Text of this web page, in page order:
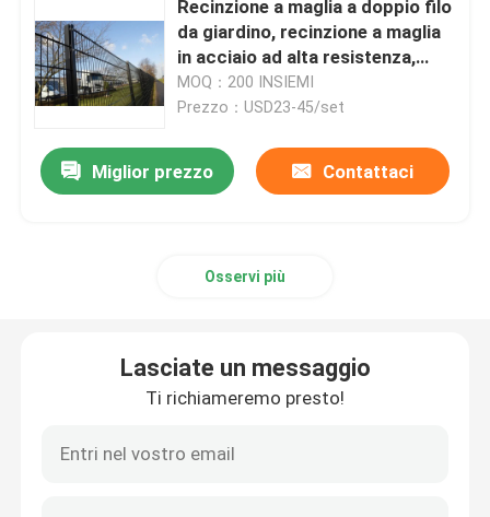
Matto di trascinamento in acciaio
Drag Chain Harrow
grata della barra d'acciaio
Recinzione d'acciaio della palizzata
Recinzione a maglia a doppio filo
da giardino, recinzione a maglia
in acciaio ad alta resistenza,
resistente
MOQ：200 INSIEMI
Prezzo：USD23-45/set
Miglior prezzo Contattaci
Osservi più
Lasciate un messaggio
Ti richiameremo presto!